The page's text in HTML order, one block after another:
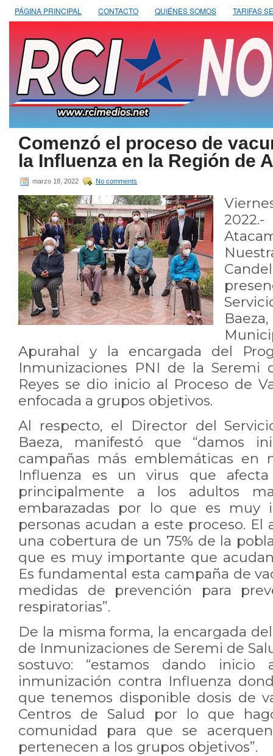
PÁGINA PRINCIPAL CONTACTO QUIÉNES SOMOS TARIFAS
Comenzó el proceso de
la Influenza en la Región de
marzo 18, 2022 No comments
Apurahal y la encargada del
Inmunizaciones PNI de la Seremi
Reyes se dio inicio al Proceso de
enfocada a grupos objetivos.
Al respecto, el Director del
Baeza, manifestó que “damos
campañas más emblemáticas en
Influenza es un virus que
principalmente a los adultos
embarazadas por lo que es muy
personas acudan a este proceso. El
una cobertura de un 75% de la
que es muy importante que
Es fundamental esta campaña de
medidas de prevención para
respiratorias”.
De la misma forma, la encargada
de Inmunizaciones de Seremi de
sostuvo: “estamos dando
inmunización contra Influenza
que tenemos disponible dosis de
Centros de Salud por lo que
comunidad para que se
pertenecen a los grupos objetivos”.